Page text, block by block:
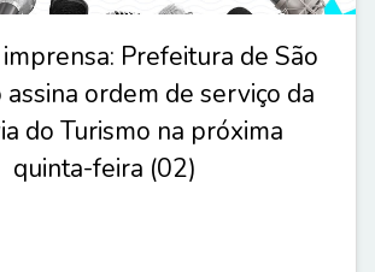
Prefeitura de São
assina ordem de serviço da
do Turismo na próxima
quinta-feira (02)